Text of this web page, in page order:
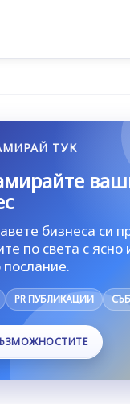
ТУК
бизнеса си
по света с ясно
PR ПУБЛИКАЦИИ